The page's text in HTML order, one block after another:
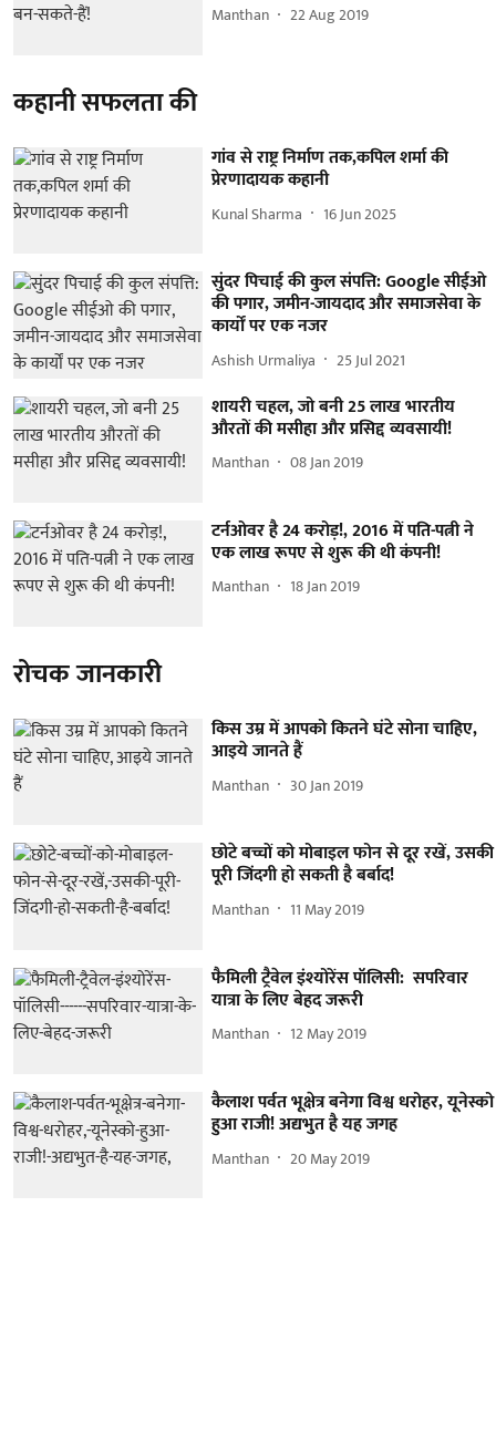
Manthan 22 Aug 2019
कहानी सफलता की
गांव से राष्ट्र निर्माण तक,कपिल शर्मा की
प्रेरणादायक कहानी
Kunal Sharma 16 Jun 2025
सुंदर पिचाई की कुल संपत्ति: Google सीईओ
की पगार, जमीन-जायदाद और समाजसेवा के
कार्यों पर एक नजर
Ashish Urmaliya 25 Jul 2021
शायरी चहल, जो बनी 25 लाख भारतीय
औरतों की मसीहा और प्रसिद्द व्यवसायी!
Manthan 08 Jan 2019
टर्नओवर है 24 करोड़!, 2016 में पति-पत्नी ने
एक लाख रूपए से शुरू की थी कंपनी!
Manthan 18 Jan 2019
रोचक जानकारी
किस उम्र में आपको कितने घंटे सोना चाहिए,
आइये जानते हैं
Manthan 30 Jan 2019
छोटे बच्चों को मोबाइल फोन से दूर रखें, उसकी
पूरी जिंदगी हो सकती है बर्बाद!
Manthan 11 May 2019
फैमिली ट्रैवेल इंश्योरेंस पॉलिसी: सपरिवार
यात्रा के लिए बेहद जरूरी
Manthan 12 May 2019
कैलाश पर्वत भूक्षेत्र बनेगा विश्व धरोहर, यूनेस्को
हुआ राजी! अद्यभुत है यह जगह
Manthan 20 May 2019